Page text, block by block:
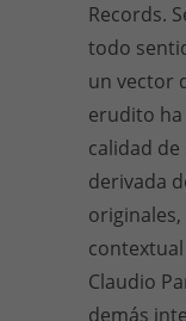
Records.
todo
un vector
erudito
calidad
derivada
Claudio
demás